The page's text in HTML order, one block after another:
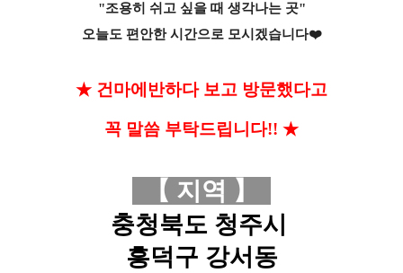
"조용히 쉬고 싶을 때 생각나는 곳"
오늘도 편안한 시간으로 모시겠습니다❤️
★ 건마에반하다 보고 방문했다고
꼭 말씀 부탁드립니다!! ★
【 지역 】
충청북도 청주시
흥덕구 강서동